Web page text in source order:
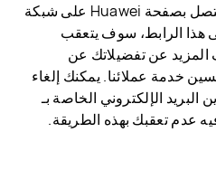
فقد يحتوى على عنوان URL يتصل بصفحة Huawei على شبكة
هذا الرابط، سوف يتعقب
المزيد عن تفضيلاتك عن
خدمة عملائنا. يمكنك إلغاء
الإلكتروني الخاصة بـ